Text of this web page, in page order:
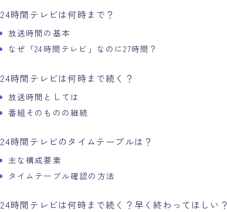
24時間テレビは何時まで？
放送時間の基本
なぜ「24時間テレビ」なのに27時間？
24時間テレビは何時まで続く？
放送時間としては
番組そのものの継続
24時間テレビのタイムテーブルは？
主な構成要素
タイムテーブル確認の方法
24時間テレビは何時まで続く？早く終わってほしい？